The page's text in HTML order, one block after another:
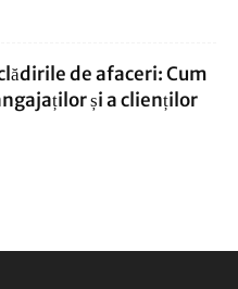
de afaceri: Cum
și a clienților